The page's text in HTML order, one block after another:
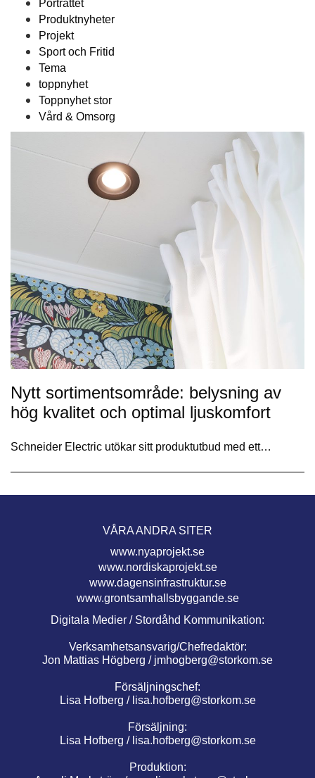
Porträttet
Produktnyheter
Projekt
Sport och Fritid
Tema
toppnyhet
Toppnyhet stor
Vård & Omsorg
Nytt sortimentsområde: belysning av
hög kvalitet och optimal ljuskomfort
Schneider Electric utökar sitt produktutbud med ett…
VÅRA ANDRA SITER
www.nyaprojekt.se
www.nordiskaprojekt.se
www.dagensinfrastruktur.se
www.grontsamhallsbyggande.se
Digitala Medier / Stordåhd Kommunikation:
Verksamhetsansvarig/Chefredaktör:
Jon Mattias Högberg / jmhogberg@storkom.se
Försäljningschef:
Lisa Hofberg / lisa.hofberg@storkom.se
Försäljning:
Lisa Hofberg / lisa.hofberg@storkom.se
Produktion: